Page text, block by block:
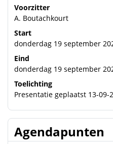
Voorzitter
A. Boutachkourt
Start
donderdag 19 september
Eind
donderdag 19 september
Toelichting
Presentatie geplaatst 13-09-
Agendapunten